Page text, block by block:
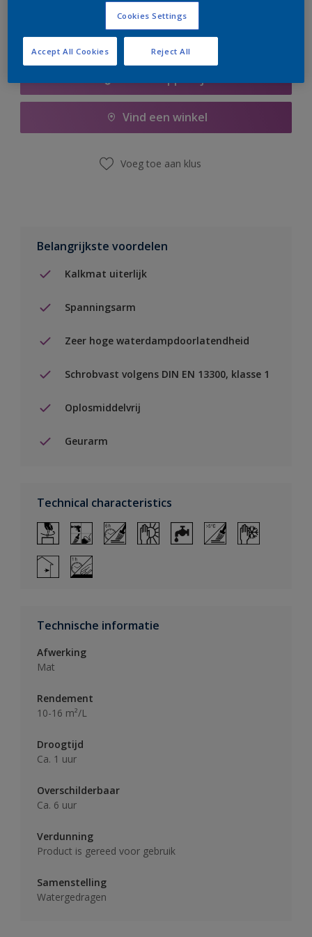
Vind een winkel
Voeg toe aan klus
Belangrijkste voordelen
Kalkmat uiterlijk
Spanningsarm
Zeer hoge waterdampdoorlatendheid
Schrobvast volgens DIN EN 13300, klasse 1
Oplosmiddelvrij
Geurarm
Technical characteristics
Technische informatie
Afwerking
Mat
Rendement
10-16 m²/L
Droogtijd
Ca. 1 uur
Overschilderbaar
Ca. 6 uur
Verdunning
Product is gereed voor gebruik
Samenstelling
Watergedragen
Cookies Settings
Reject All
Accept All Cookies